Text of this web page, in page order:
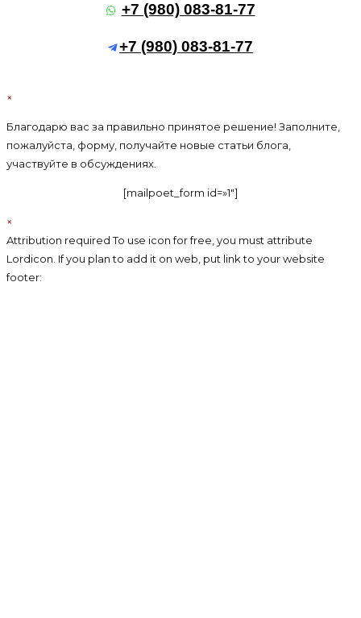
+7 (980) 083-81-77
+7 (980) 083-81-77
×
Благодарю вас за правильно принятое решение! Заполните,
пожалуйста, форму, получайте новые статьи блога,
участвуйте в обсуждениях.
[mailpoet_form id=»1″]
×
Attribution required To use icon for free, you must attribute
Lordicon. If you plan to add it on web, put link to your website
footer: